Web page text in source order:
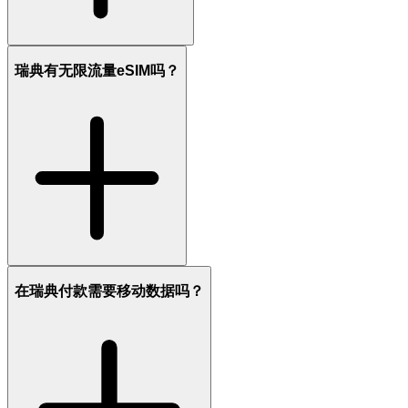
瑞典有无限流量eSIM吗？
在瑞典付款需要移动数据吗？